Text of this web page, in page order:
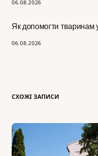
06.08.2026
Як допомогти тваринам
06.08.2026
СХОЖІ ЗАПИСИ